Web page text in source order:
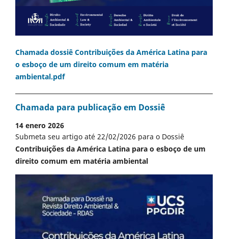
Chamada dossiê Contribuições da América Latina para
o esboço de um direito comum em matéria
ambiental.pdf
Chamada para publicação em Dossiê
14 enero 2026
Submeta seu artigo até 22/02/2026 para o Dossiê
Contribuições da América Latina para o esboço de um
direito comum em matéria ambiental